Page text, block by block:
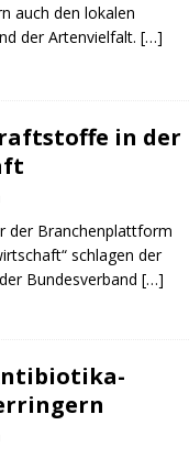
auch den lokalen
der Artenvielfalt.[…]
in der
der Branchenplattform
schlagen der
Bundesverband […]